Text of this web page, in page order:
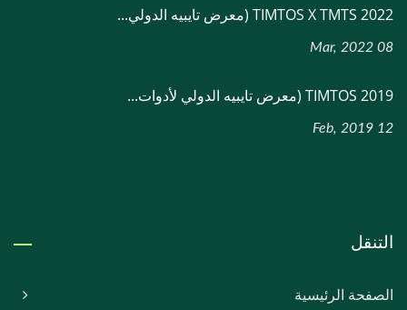
TIMTOS X TMTS 2022 (معرض تايبيه الدولي...
08 Mar, 2022
TIMTOS 2019 (معرض تايبيه الدولي لأدوات...
12 Feb, 2019
التنقل
الصفحة الرئيسية